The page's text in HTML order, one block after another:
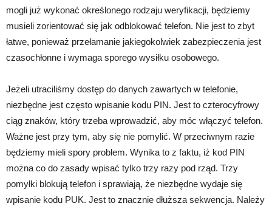
mogli już wykonać określonego rodzaju weryfikacji, będziemy
musieli zorientować się jak odblokować telefon. Nie jest to zbyt
łatwe, ponieważ przełamanie jakiegokolwiek zabezpieczenia jest
czasochłonne i wymaga sporego wysiłku osobowego.
Jeżeli utraciliśmy dostęp do danych zawartych w telefonie,
niezbędne jest często wpisanie kodu PIN. Jest to czterocyfrowy
ciąg znaków, który trzeba wprowadzić, aby móc włączyć telefon.
Ważne jest przy tym, aby się nie pomylić. W przeciwnym razie
będziemy mieli spory problem. Wynika to z faktu, iż kod PIN
można co do zasady wpisać tylko trzy razy pod rząd. Trzy
pomyłki blokują telefon i sprawiają, że niezbędne wydaje się
wpisanie kodu PUK. Jest to znacznie dłuższa sekwencja. Należy